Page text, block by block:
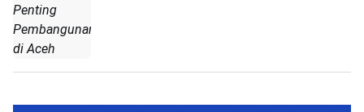
Penting
Pembangunan
di Aceh